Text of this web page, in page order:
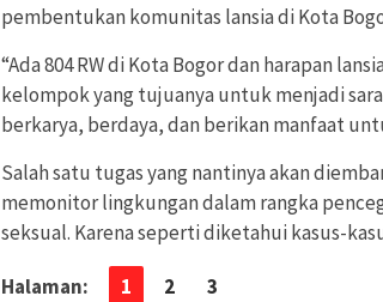
pembentukan komunitas lansia di Kota
“Ada 804 RW di Kota Bogor dan harapan
kelompok yang tujuanya untuk menjadi
berkarya, berdaya, dan berikan manfaat
Salah satu tugas yang nantinya akan
memonitor lingkungan dalam rangka
seksual. Karena seperti diketahui kasus-
Halaman: 1 2 3